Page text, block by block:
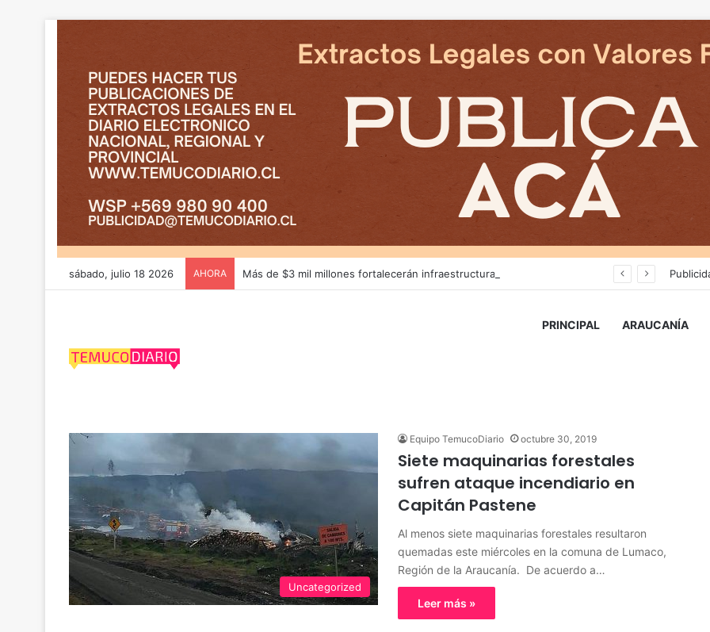
sábado, julio 18 2026 AHORA
PRINCIPAL ARAUCANÍA
Capitán Pastene
Uncategorized
Equipo TemucoDiario octubre 30, 2019
Siete maquinarias forestales
sufren ataque incendiario en
Capitán Pastene
Al menos siete maquinarias forestales resultaron
quemadas este miércoles en la comuna de Lumaco,
Región de la Araucanía. De acuerdo a…
Leer más »